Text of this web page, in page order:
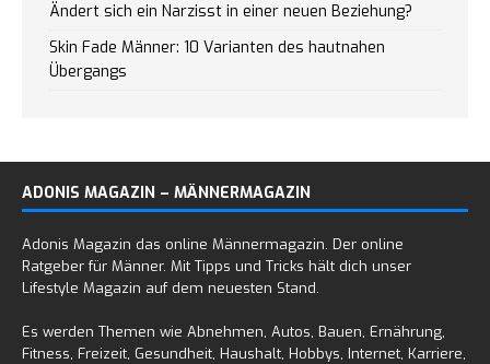
Ändert sich ein Narzisst in einer neuen Beziehung?
Skin Fade Männer: 10 Varianten des hautnahen
Übergangs
ADONIS MAGAZIN – MÄNNERMAGAZIN
Adonis Magazin das online Männermagazin. Der online
Ratgeber für Männer. Mit Tipps und Tricks hält dich unser
Lifestyle Magazin auf dem neuesten Stand.
Es werden Themen wie Abnehmen, Autos, Bauen, Ernährung,
Fitness, Freizeit, Gesundheit, Haushalt, Hobbys, Internet, Karriere,